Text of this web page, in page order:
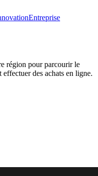
Entreprise
région pour parcourir le
des achats en ligne.